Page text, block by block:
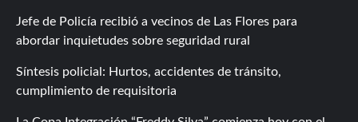
Jefe de Policía recibió a vecinos de Las Flores para
abordar inquietudes sobre seguridad rural
Síntesis policial: Hurtos, accidentes de tránsito,
cumplimiento de requisitoria